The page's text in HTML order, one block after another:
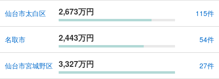
仙台市太白区 2,673万円 115件
名取市 2,443万円 54件
仙台市宮城野区 3,327万円 27件